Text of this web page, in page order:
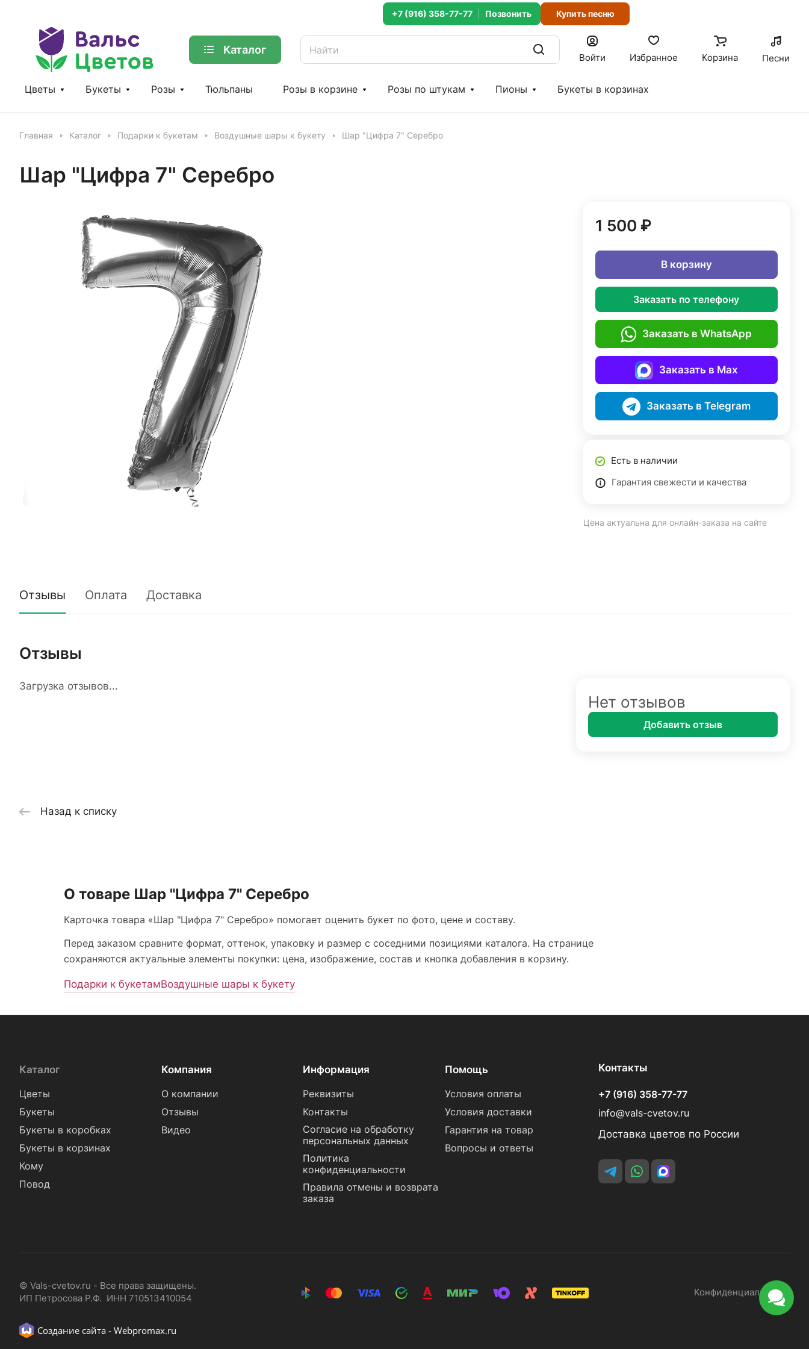
+7 (916) 358-77-77 Купить песню
Каталог
Войти Избранное Корзина Песни
Цветы Букеты Розы Тюльпаны Розы в корзине Розы по штукам Пионы Букеты в корзинах
Главная Каталог Подарки к букетам Воздушные шары к букету Шар "Цифра 7" Серебро
Шар "Цифра 7" Серебро
1 500 ₽
В корзину
Заказать по телефону
Заказать в WhatsApp
Заказать в Max
Заказать в Telegram
Есть в наличии
Гарантия свежести и качества
Цена актуальна для онлайн-заказа на сайте
Отзывы Оплата Доставка
Отзывы
Загрузка отзывов...
Нет отзывов
Добавить отзыв
Назад к списку
О товаре Шар "Цифра 7" Серебро
Карточка товара «Шар "Цифра 7" Серебро» помогает оценить букет по фото, цене и составу.
Перед заказом сравните формат, оттенок, упаковку и размер с соседними позициями каталога. На странице
сохраняются актуальные элементы покупки: цена, изображение, состав и кнопка добавления в корзину.
Подарки к букетамВоздушные шары к букету
Каталог
Цветы
Букеты
Букеты в коробках
Букеты в корзинах
Кому
Повод
Компания
О компании
Отзывы
Видео
Информация
Реквизиты
Контакты
Согласие на обработку
персональных данных
Политика
конфиденциальности
Правила отмены и возврата
заказа
Помощь
Условия оплаты
Условия доставки
Гарантия на товар
Вопросы и ответы
Контакты
+7 (916) 358-77-77
info@vals-cvetov.ru
Доставка цветов по России
© Vals-cvetov.ru - Все права защищены.
ИП Петросова Р.Ф. ИНН 710513410054
Конфиденциальность
Создание сайта - Webpromax.ru